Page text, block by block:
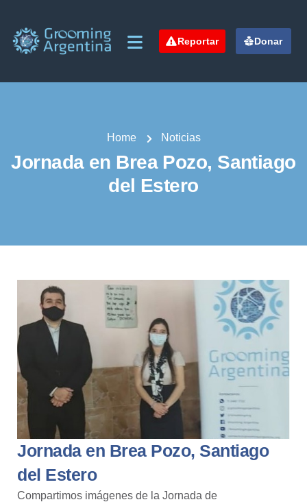
Reportar Donar
Home Noticias
Jornada en Brea Pozo, Santiago
del Estero
Jornada en Brea Pozo, Santiago
del Estero
Compartimos imágenes de la Jornada de